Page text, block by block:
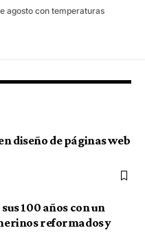
agosto con temperaturas
diseño de páginas web
100 años con un
reformados y